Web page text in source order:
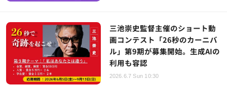
三池崇史監督主催のショート動
画コンテスト「26秒のカーニバ
ル」第9期が募集開始。生成AIの
利用も容認
2026.6.7 Sun 10:30